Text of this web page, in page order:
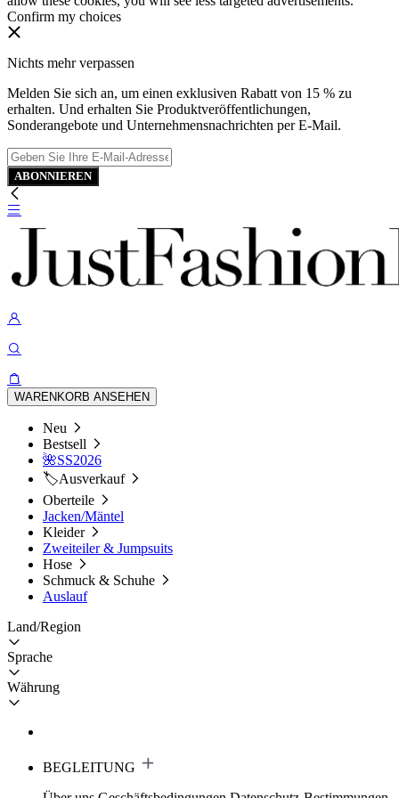
Confirm my choices
Nichts mehr verpassen
Melden Sie sich an, um einen exklusiven Rabatt von 15 % zu
erhalten. Und erhalten Sie Produktveröffentlichungen,
Sonderangebote und Unternehmensnachrichten per E-Mail.
ABONNIEREN
WARENKORB ANSEHEN
Neu
Bestsell
🌺SS2026
🏷️Ausverkauf
Oberteile
Jacken/Mäntel
Kleider
Zweiteiler & Jumpsuits
Hose
Schmuck & Schuhe
Auslauf
Land/Region
Sprache
Währung
BEGLEITUNG